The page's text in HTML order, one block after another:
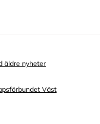
äldre nyheter
Väst